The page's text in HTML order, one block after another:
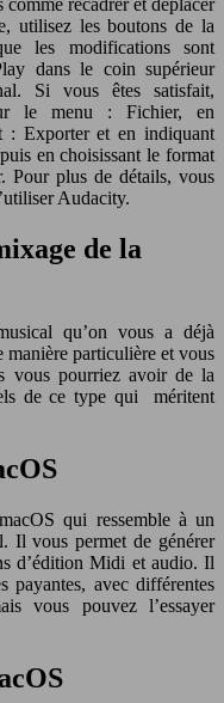
comme recadrer et déplacer
utilisez les boutons de la
les modifications sont
dans le coin supérieur
Si vous êtes satisfait,
le menu : Fichier, en
: Exporter et en indiquant
en choisissant le format
Pour plus de détails, vous
Audacity.
de la
qu’on vous a déjà
manière particulière et vous
vous pourriez avoir de la
de ce type qui méritent
qui ressemble à un
Il vous permet de générer
d’édition Midi et audio. Il
payantes, avec différentes
vous pouvez l’essayer